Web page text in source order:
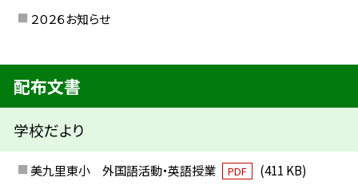
２０２６お知らせ
配布文書
学校だより
美九里東小 外国語活動・英語授業 PDF
(411 KB)